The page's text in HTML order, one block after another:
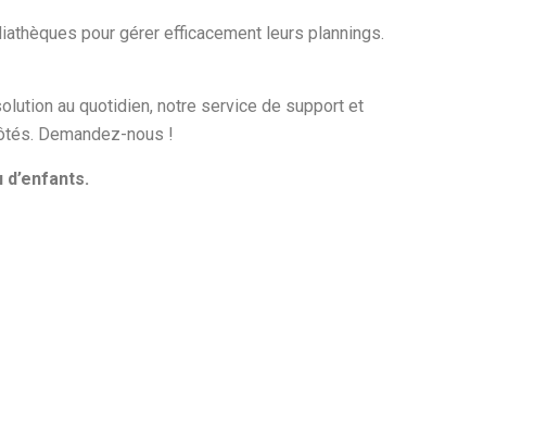
pour gérer efficacement leurs plannings.
au quotidien, notre service de support et
Demandez-nous !